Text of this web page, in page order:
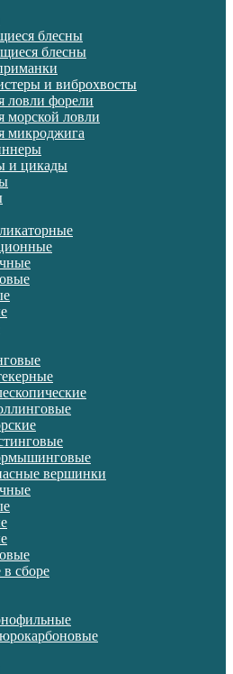
блесны
блесны
и виброхвосты
ловли форели
морской ловли
микроджига
и цикады
вершинки
сборе